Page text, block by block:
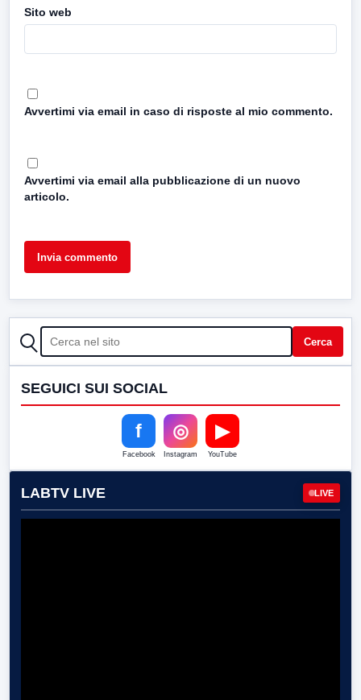
Sito web
Avvertimi via email in caso di risposte al mio commento.
Avvertimi via email alla pubblicazione di un nuovo
articolo.
CERCA Cerca
SEGUICI SUI SOCIAL
f
Facebook
◎
Instagram
▶
YouTube
LABTV LIVE LIVE